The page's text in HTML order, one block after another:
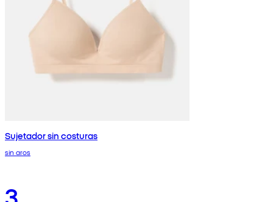
Sujetador sin costuras
sin aros